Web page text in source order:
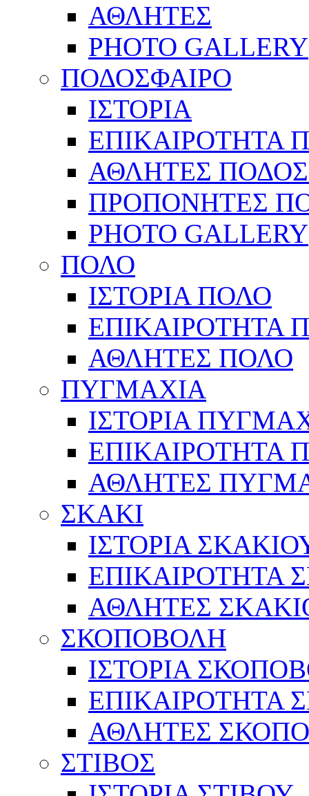
ΑΘΛΗΤΕΣ
PHOTO GALLERY
ΠΟΔΟΣΦΑΙΡΟ
ΙΣΤΟΡΙΑ
ΕΠΙΚΑΙΡΟΤΗΤΑ
ΑΘΛΗΤΕΣ
ΠΡΟΠΟΝΗΤΕΣ
PHOTO GALLERY
ΠΟΛΟ
ΙΣΤΟΡΙΑ ΠΟΛΟ
ΕΠΙΚΑΙΡΟΤΗΤΑ
ΑΘΛΗΤΕΣ ΠΟΛΟ
ΠΥΓΜΑΧΙΑ
ΙΣΤΟΡΙΑ
ΕΠΙΚΑΙΡΟΤΗΤΑ
ΑΘΛΗΤΕΣ
ΣΚΑΚΙ
ΙΣΤΟΡΙΑ
ΕΠΙΚΑΙΡΟΤΗΤΑ
ΑΘΛΗΤΕΣ
ΣΚΟΠΟΒΟΛΗ
ΙΣΤΟΡΙΑ
ΕΠΙΚΑΙΡΟΤΗΤΑ
ΑΘΛΗΤΕΣ
ΣΤΙΒΟΣ